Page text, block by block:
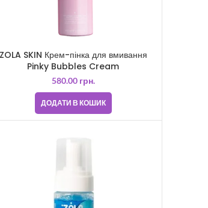
ZOLA SKIN Крем-пінка для вмивання
Pinky Bubbles Cream
580.00 грн.
ДОДАТИ В КОШИК